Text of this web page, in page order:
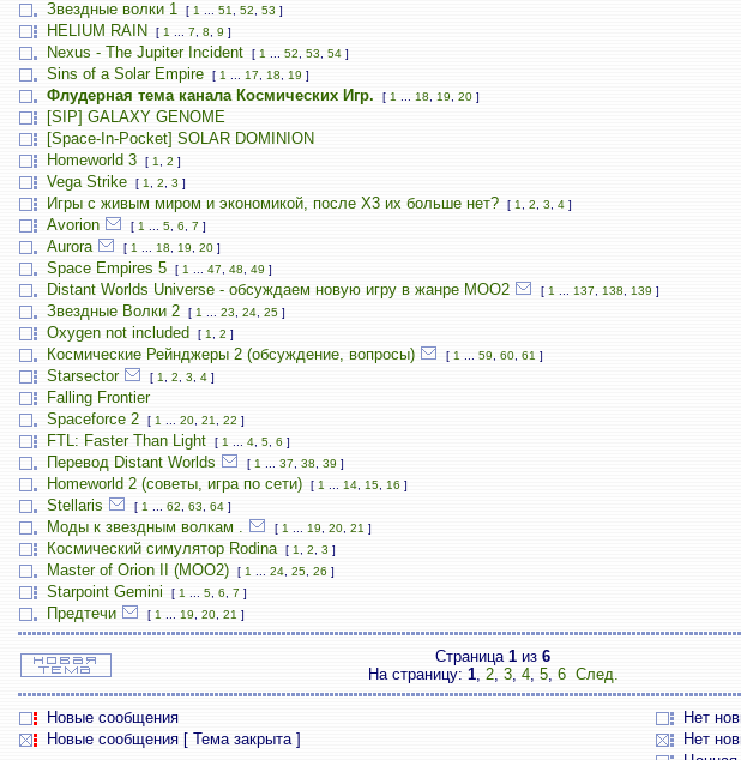
Звездные волки 1 [ 1 51 52 53 ]
HELIUM RAIN [ 1 7 8 9 ]
Nexus - The Jupiter Incident [ 1 52 53 54]
Sins of a Solar Empire [ 1 17 18 19 ]
Флудерная тема канала Космических Игр. [ 1 18 19 20]
[SIP] GALAXY GENOME
[Space-In-Pocket] SOLAR DOMINION
Homeworld 3 [ 1 2 ]
Vega Strike [ 1 2 3 ]
Игры с живым миром и экономикой, после X3 их больше нет? [ 1 2 3 4]
Avorion [ 1 5, 6, 7 ]
Aurora [ 1 18 19 20]
Space Empires 5 [ 1 47 48 49 ]
Distant Worlds Universe - обсуждаем новую игру в жанре MOO2 [ 1 137 138 139 ]
Звездные Волки 2 [ 1 23 24, 25]
Oxygen not included [ 1 2 ]
Космические Рейнджеры 2 (обсуждение, вопросы) [ 1 59 60, 61 ]
Starsector [ 1 2 3 4]
Falling Frontier
Spaceforce 2 [ 1 20, 21 22 ]
FTL: Faster Than Light [ 1 4, 5, 6]
Перевод Distant Worlds [ 1 37 38 39 ]
Homeworld 2 (советы, игра по сети) [ 1 14, 15, 16]
Stellaris [ 1 62 63 64]
Моды к звездным волкам . [ 1 19 20, 21 ]
Космический симулятор Rodina [ 1 2 3 ]
Master of Orion II (MOO2) [ 1 24, 25, 26]
Starpoint Gemini [ 1 5, 6, 7 ]
Предтечи [ 1 19 20, 21 ]
Страница 1 из 6
На страницу: 1, 2, 3, 4, 5, 6 След.
Новые сообщения Нет
Новые сообщения [ Тема закрыта ]
Нет